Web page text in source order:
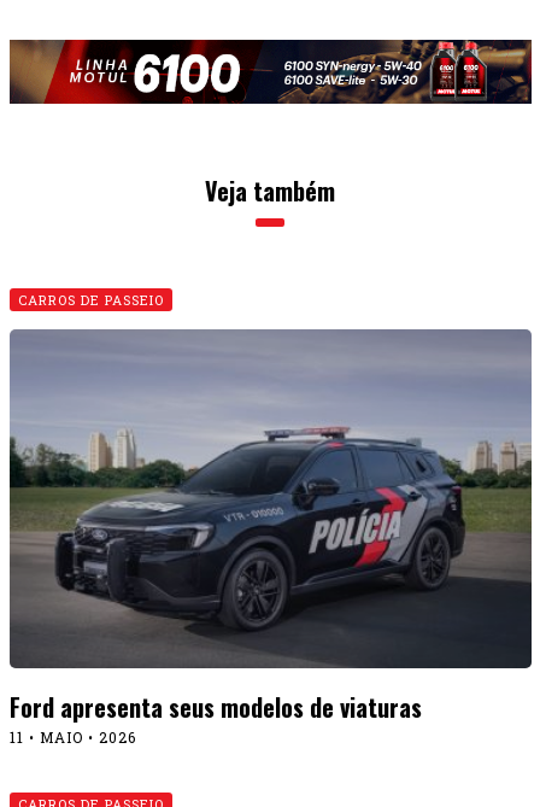
Veja também
CARROS DE PASSEIO
Ford apresenta seus modelos de viaturas
11 • MAIO • 2026